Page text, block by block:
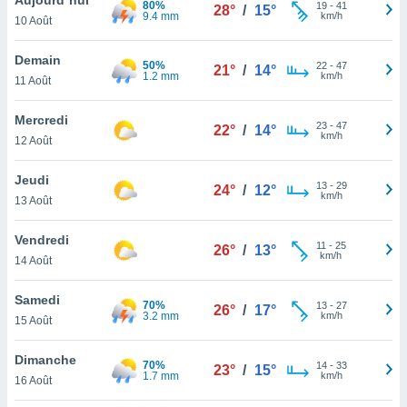
et
»,
au
vous
qu'ils
ou
le
ainsi
un
la
du
10 Août
80%
9.4 mm
28° / 15° 19- 41
km/h
Demain
11 Août
50%
1.2 mm
21° / 14° 22- 47
km/h
Mercredi
12 Août
22° / 14° 23- 47
km/h
Jeudi
13 Août
24° / 12° 13- 29
km/h
Vendredi
14 Août
26° / 13° 11 - 25
km/h
Samedi
15 Août
70%
3.2 mm
26° / 17° 13- 27
km/h
Dimanche
16 Août
70%
1.7 mm
23° / 15° 14- 33
km/h